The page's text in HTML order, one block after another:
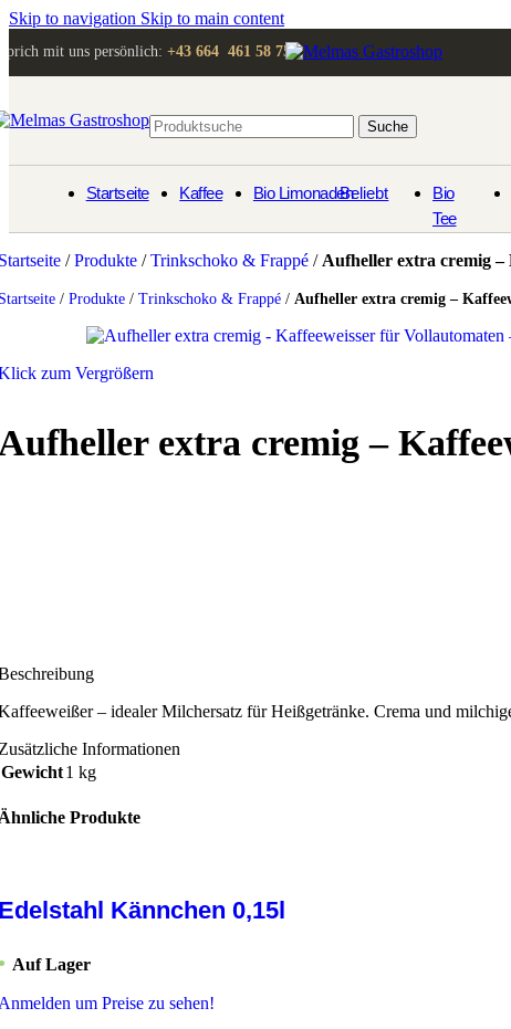
Skip to navigation Skip to main content
mit uns persönlich: +43 664 461 58 75
Suche
Startseite Kaffee Bio LimonadenBeliebt
Bio
Tee
/Produkte /Trinkschoko & Frappé / Aufheller extra cremig –
/ Produkte / Trinkschoko & Frappé / Aufheller extra cremig –
zum Vergrößern
extra cremig –
– idealer Milchersatz für Heißgetränke. Crema und
Informationen
Gewicht1 kg
Produkte
Kännchen 0,15l
Auf Lager
um Preise zu sehen!